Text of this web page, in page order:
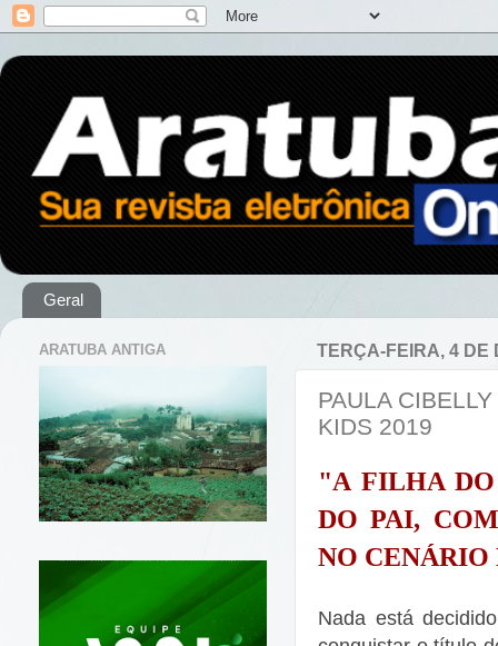
Geral
TERÇA-FEIRA, 4 DE
PAULA
KIDS 2019
"A FILHA DO
DO PAI,
NO CENÁRIO
Nada está
ARATUBA ANTIGA